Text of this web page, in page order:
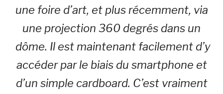
une foire d’art, et plus récemment, via
une projection 360 degrés dans un
dôme. Il est maintenant facilement d’y
accéder par le biais du smartphone et
d’un simple cardboard. C’est vraiment